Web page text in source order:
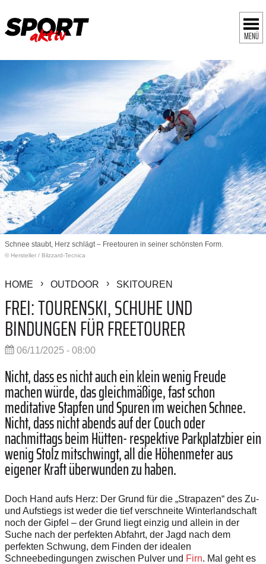
MENÜ
Schnee staubt, Herz schlägt – Freetouren in seiner schönsten Form.
© Hersteller / Bilzzard-Tecnica
HOME OUTDOOR SKITOUREN
FREI: TOURENSKI, SCHUHE UND
BINDUNGEN FÜR FREETOURER
06/11/2025 - 08:00
Nicht, dass es nicht auch ein klein wenig Freude
machen würde, das gleichmäßige, fast schon
meditative Stapfen und Spuren im weichen Schnee.
Nicht, dass nicht abends auf der Couch oder
nachmittags beim Hütten- respektive Parkplatzbier ein
wenig Stolz mitschwingt, all die Höhenmeter aus
eigener Kraft überwunden zu haben.
Doch Hand aufs Herz: Der Grund für die „Strapazen“ des Zu-
und Aufstiegs ist weder die tief verschneite Winterlandschaft
noch der Gipfel – der Grund liegt einzig und allein in der
Suche nach der perfekten Abfahrt, der Jagd nach dem
perfekten Schwung, dem Finden der idealen
Schneebedingungen zwischen Pulver und Firn. Mal geht es